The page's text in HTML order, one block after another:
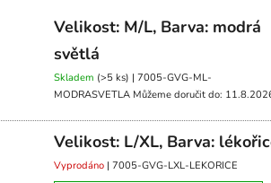
Velikost: M/L, Barva: modrá
světlá
Skladem (>5 ks) | 7005-GVG-ML-
MODRASVETLA Můžeme doručit do:
Velikost: L/XL, Barva:
Vyprodáno | 7005-GVG-LXL-LEKORICE